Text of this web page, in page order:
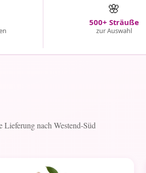
🌸
500+ Sträuße
zur Auswahl
Lieferung nach Westend-Süd